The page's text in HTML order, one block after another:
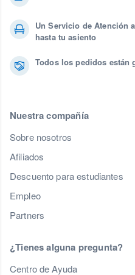
Un Servicio de Atención
hasta tu asiento
Todos los pedidos están
Nuestra compañía
Sobre nosotros
Afiliados
Descuento para estudiantes
Empleo
Partners
¿Tienes alguna pregunta?
Centro de Ayuda